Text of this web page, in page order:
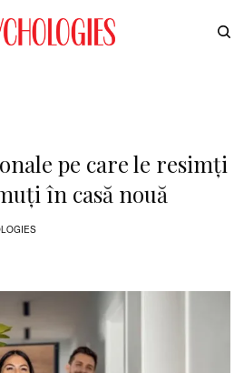
pe care le resimți
în casă nouă